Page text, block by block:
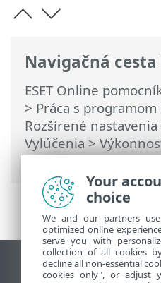
Navigačná
ESET Online
> Práca s programom
Rozšírené nastavenia
Vylúčenia>
Formát vylúčenia
Zobraziť stránku ako
Your
choice
We and our partners
optimized online
serve you with
collection of all cookies
decline all non-essential
cookies only", or adjust